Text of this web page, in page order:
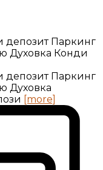
депозит Паркинг
Духовка Конди
депозит Паркинг
Духовка
[more]